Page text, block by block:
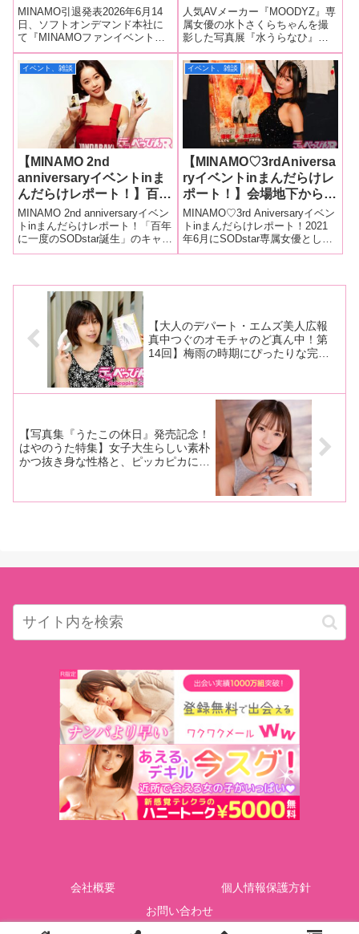
売作品をもって、AV女優
を引退します！」
MINAMO引退発表2026年6月14
日、ソフトオンデマンド本社に
て『MINAMOファンイベント＆
記者発表会』が開催されまし
た。2021年のデビューから
SODstarとして活躍を続け、5月
にはデビュー5周年を迎えたばか
りのMINAMOちゃん
が写真展を開催！ 今後は
展示作品と異なるカットの
写真集も発売！【本人コメ
ントあり】
人気AVメーカー『MOODYZ』専
属女優の水卜さくらちゃんを撮
影した写真展『水うらなひ』
が、東京・渋谷にあるギャラリ
ー・ルデコで2月17日から22日ま
で開催されました！同写真展
は、清純そのもののほんわか笑
顔と、美巨乳＆くびれスタイル
のギャッ
イベント、雑談
【MINAMO 2nd
anniversaryイベントinま
んだらけレポート！】百年
に一度の天才女優がデビュ
ー2周年を迎えさらに躍
進！ 会場には長蛇の列が
作られ女性ファンが多数来
MINAMO 2nd anniversaryイベン
トinまんだらけレポート！「百年
に一度のSODstar誕生」のキャッ
チコピーが付けられ、彗星のご
ビュー2周年を迎えました！
MINAMOデ
イベント、雑談
【MINAMO♡3rdAniversa
ryイベントinまんだらけレ
ポート！】会場地下から４
階まで大行列！ 圧倒的人
気を誇るMINAMOが中野
ブロードウェイで2年連続
周年イベントを開催！
MINAMO♡3rd Aniversaryイベン
トinまんだらけレポート！2021
年6月にSODstar専属女優として
堂々のデビューを果たした
【大人のデパート・エムズ美人広報
真中つぐのオモチャのど真ん中！第
14回】梅雨の時期にぴったりな完全
すから私の一押しです」
【写真集『うたこの休日』発売記念！
はやのうた特集】女子大生らしい素朴
かつ抜き身な性格と、ピッカピカに美
AV廃人くろがね阿礼がうたこの魅力
会社概要
個人情報保護方針
お問い合わせ